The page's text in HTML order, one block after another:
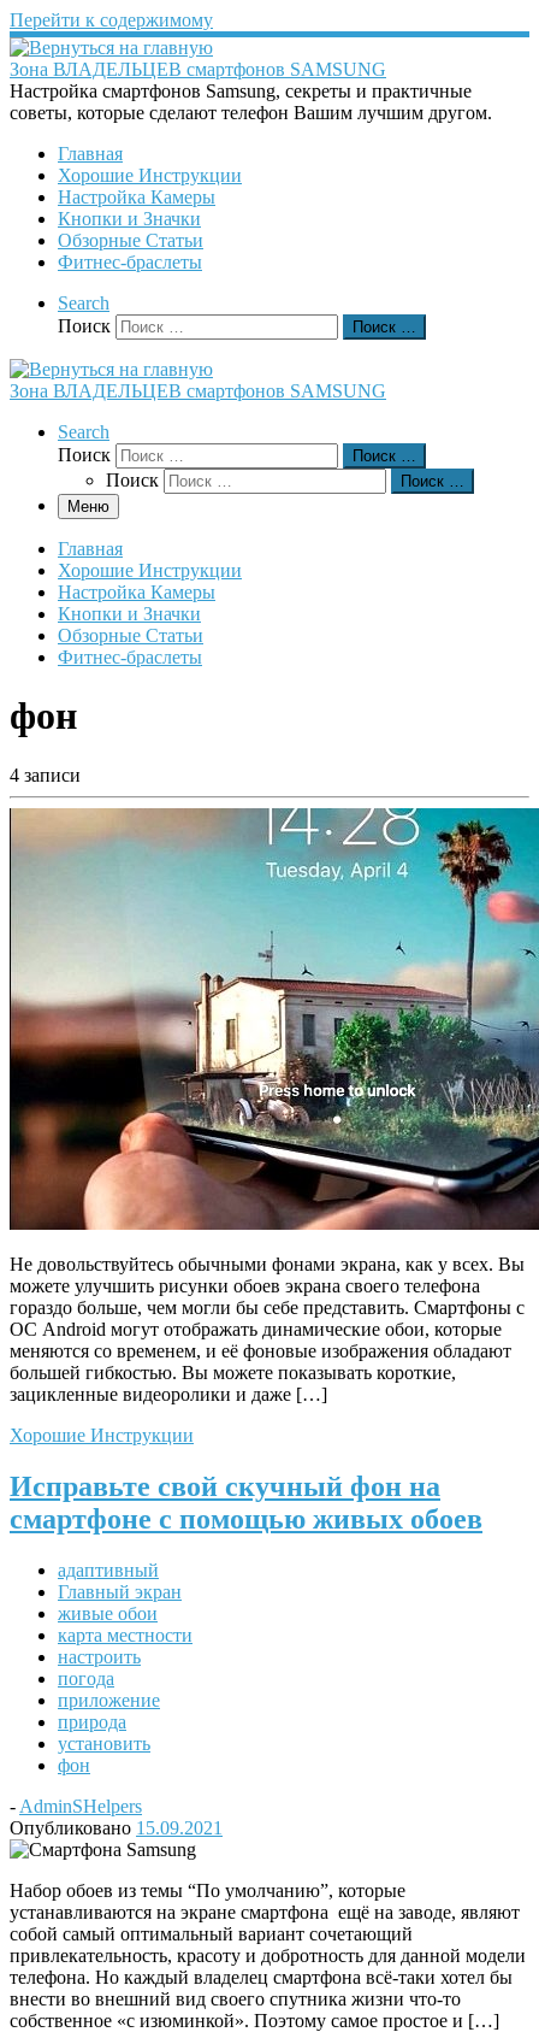
Перейти к содержимому
Зона ВЛАДЕЛЬЦЕВ смартфонов SAMSUNG
Настройка смартфонов Samsung, секреты и практичные
советы, которые сделают телефон Вашим лучшим другом.
Главная
Хорошие Инструкции
Настройка Камеры
Кнопки и Значки
Обзорные Статьи
Фитнес-браслеты
Search
Поиск
Поиск …
Зона ВЛАДЕЛЬЦЕВ смартфонов SAMSUNG
Search
Поиск
Поиск …
Поиск
Поиск …
Меню
Главная
Хорошие Инструкции
Настройка Камеры
Кнопки и Значки
Обзорные Статьи
Фитнес-браслеты
фон
4 записи
Не довольствуйтесь обычными фонами экрана, как у всех. Вы
можете улучшить рисунки обоев экрана своего телефона
гораздо больше, чем могли бы себе представить. Смартфоны с
ОС Android могут отображать динамические обои, которые
меняются со временем, и её фоновые изображения обладают
большей гибкостью. Вы можете показывать короткие,
зацикленные видеоролики и даже […]
Хорошие Инструкции
Исправьте свой скучный фон на
смартфоне с помощью живых обоев
адаптивный
Главный экран
живые обои
карта местности
настроить
погода
приложение
природа
установить
фон
- AdminSHelpers
Опубликовано 15.09.2021
Набор обоев из темы “По умолчанию”, которые
устанавливаются на экране смартфона ещё на заводе, являют
собой самый оптимальный вариант сочетающий
привлекательность, красоту и добротность для данной модели
телефона. Но каждый владелец смартфона всё-таки хотел бы
внести во внешний вид своего спутника жизни что-то
собственное «с изюминкой». Поэтому самое простое и […]